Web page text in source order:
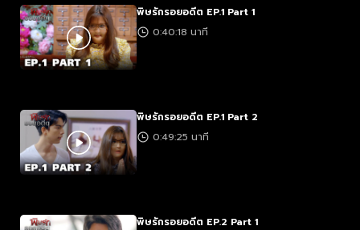
พิษรักรอยอดีต EP.1 Part 1
0:40:18 นาที
พิษรักรอยอดีต EP.1 Part 2
0:49:25 นาที
พิษรักรอยอดีต EP.2 Part 1